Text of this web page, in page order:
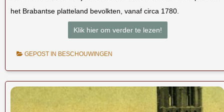
het Brabantse platteland bevolkten, vanaf circa 1780.
Klik hier om verder te lezen!
GEPOST IN BESCHOUWINGEN